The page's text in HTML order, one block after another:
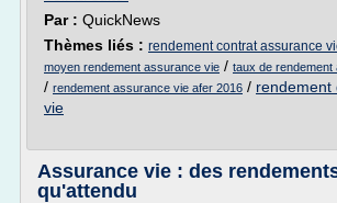
Par : QuickNews
Thèmes liés : rendement contrat assurance
moyen rendement assurance vie / taux de
/ rendement assurance vie afer 2016 / rendement
vie
Assurance vie : des
qu'attendu